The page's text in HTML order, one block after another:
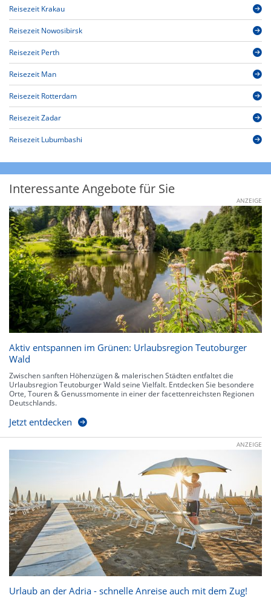
Reisezeit Krakau
Reisezeit Nowosibirsk
Reisezeit Perth
Reisezeit Man
Reisezeit Rotterdam
Reisezeit Zadar
Reisezeit Lubumbashi
Interessante Angebote für Sie
ANZEIGE
Aktiv entspannen im Grünen: Urlaubsregion Teutoburger
Wald
Zwischen sanften Höhenzügen & malerischen Städten entfaltet die
Urlaubsregion Teutoburger Wald seine Vielfalt. Entdecken Sie besondere
Orte, Touren & Genussmomente in einer der facettenreichsten Regionen
Deutschlands.
Jetzt entdecken
ANZEIGE
Urlaub an der Adria - schnelle Anreise auch mit dem Zug!